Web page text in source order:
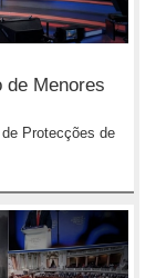
de Menores
Protecções de